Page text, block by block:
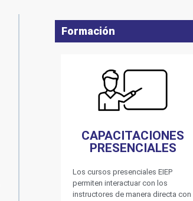
Formación
CAPACITACIONES
PRESENCIALES
Los cursos presenciales EIEP
permiten interactuar con los
instructores de manera directa con